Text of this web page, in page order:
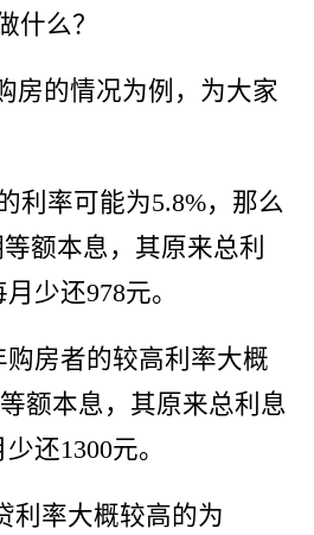
什么？
房的情况为例，为大家
利率可能为5.8%，那么
额本息，其原来总利
少还978元。
购房者的较高利率大概
额本息，其原来总利息
还1300元。
利率大概较高的为